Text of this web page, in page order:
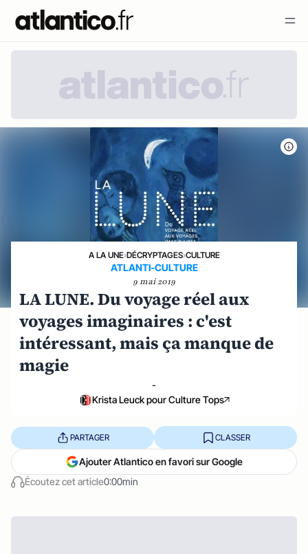
A LA UNE›DÉCRYPTAGES›CULTURE
ATLANTI-CULTURE
9 mai 2019
LA LUNE. Du voyage réel aux
voyages imaginaires : c'est
intéressant, mais ça manque de
magie
-
Krista Leuck pour Culture Tops
Écoutez cet article0:00min
PARTAGER CLASSER
Ajouter Atlantico en favori sur Google